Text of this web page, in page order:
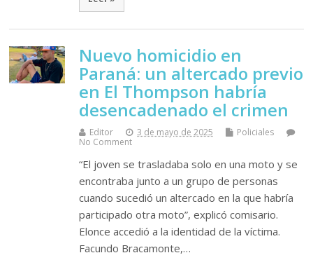
Nuevo homicidio en
Paraná: un altercado previo
en El Thompson habría
desencadenado el crimen
Editor 3 de mayo de 2025
Policiales
No Comment
“El joven se trasladaba solo en una moto y se
encontraba junto a un grupo de personas
cuando sucedió un altercado en la que habría
participado otra moto”, explicó comisario.
Elonce accedió a la identidad de la víctima.
Facundo Bracamonte,…